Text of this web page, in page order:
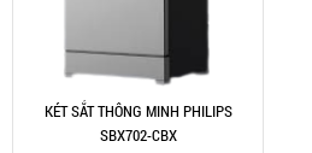
KÉT SẮT THÔNG MINH PHILIPS
SBX702-CBX